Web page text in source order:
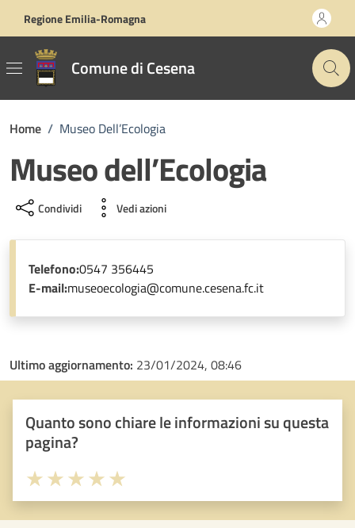
Regione Emilia-Romagna
Comune di Cesena
Home / Museo Dell’Ecologia
Museo dell’Ecologia
Condividi Vedi azioni
Telefono:0547 356445
E-mail:museoecologia@comune.cesena.fc.it
Ultimo aggiornamento: 23/01/2024, 08:46
Quanto sono chiare le informazioni su questa
pagina?
Valuta 5 stelle su 5
Valuta 4 stelle su 5
Valuta 3 stelle su 5
Valuta 2 stelle su 5
Valuta 1 stelle su 5